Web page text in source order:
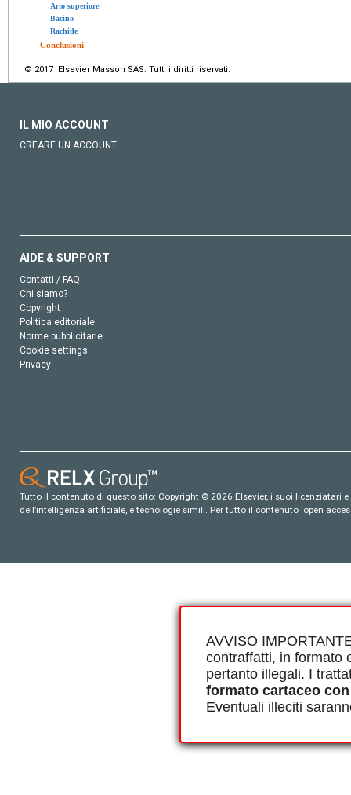
AVVISO
contraffatti, in formato
pertanto illegali. I
formato cartaceo
Eventuali illeciti
Arto superiore
Bacino
Rachide
Conclusioni
© 2017 Elsevier Masson SAS. Tutti i diritti riservati.
IL MIO ACCOUNT
CREARE UN ACCOUNT
AIDE & SUPPORT
Contatti / FAQ
Chi siamo?
Copyright
Politica editoriale
Norme pubblicitarie
Cookie settings
Privacy
Tutto il contenuto di questo sito: Copyright © 2026 Elsevier, i suoi
dell’intelligenza artificiale, e tecnologie simili. Per tutto il contenuto ‘open